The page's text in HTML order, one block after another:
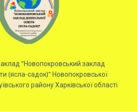
"Новопокровський заклад
(ясла-садок)" Новопокровської
району Харківської області